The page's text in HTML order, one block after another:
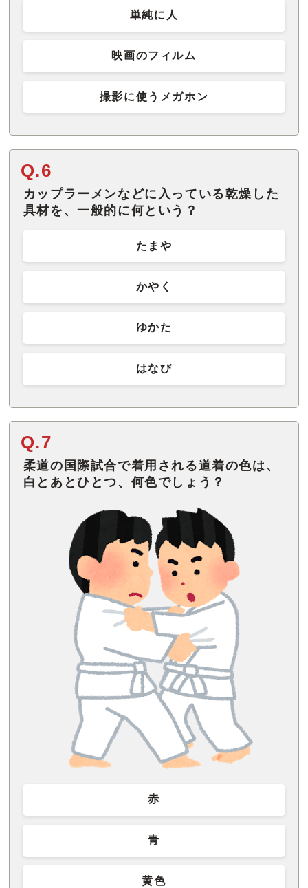
単純に人
映画のフィルム
撮影に使うメガホン
Q.6
カップラーメンなどに入っている乾燥した
具材を、一般的に何という？
たまや
かやく
ゆかた
はなび
Q.7
柔道の国際試合で着用される道着の色は、
白とあとひとつ、何色でしょう？
赤
青
黄色